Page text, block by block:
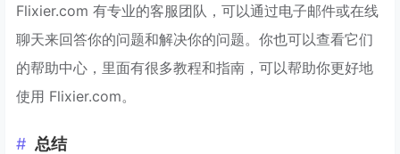
Flixier.com 有专业的客服团队，可以通过电子邮件或在线
聊天来回答你的问题和解决你的问题。你也可以查看它们
的帮助中心，里面有很多教程和指南，可以帮助你更好地
使用 Flixier.com。
总结